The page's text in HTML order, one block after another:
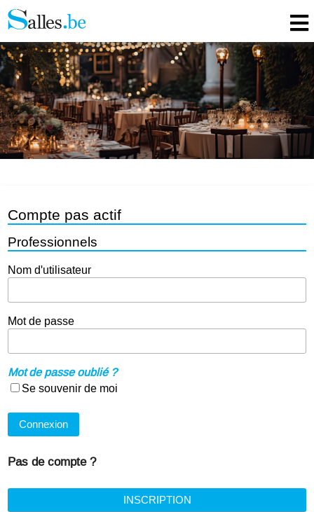
Compte pas actif
Professionnels
Nom d'utilisateur
Mot de passe
Mot de passe oublié ?
Se souvenir de moi
Connexion
Pas de compte ?
INSCRIPTION